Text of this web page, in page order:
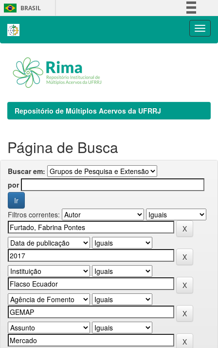
Skip
navigation
BRASIL
Repositório de Múltiplos Acervos da UFRRJ
Página de Busca
Buscar em:
por
Filtros correntes: